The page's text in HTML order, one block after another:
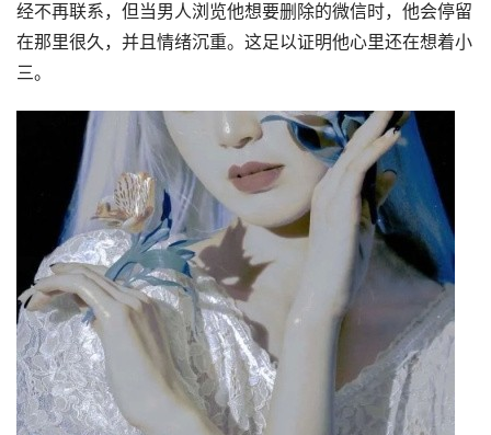
经不再联系，但当男人浏览他想要删除的微信时，他会停留
在那里很久，并且情绪沉重。这足以证明他心里还在想着小
三。